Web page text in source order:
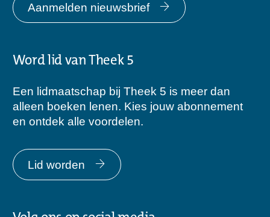
Aanmelden nieuwsbrief
Word lid van Theek 5
Een lidmaatschap bij Theek 5 is meer dan
alleen boeken lenen. Kies jouw abonnement
en ontdek alle voordelen.
Lid worden